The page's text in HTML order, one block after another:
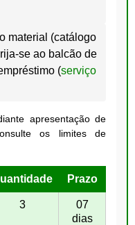
material (catálogo
se ao balcão de
(serviço
apresentação de
os limites de
Prazo
3
07
dias